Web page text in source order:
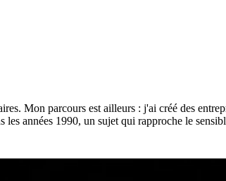
Mon parcours est ailleurs : j'ai créé des
années 1990, un sujet qui rapproche le